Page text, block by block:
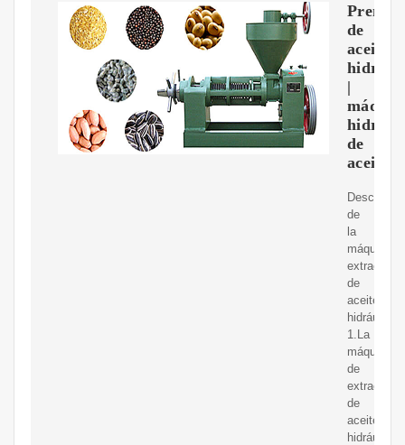
Prensa
de
aceite
|
de
aceite
de
la
máquina
extractora
de
aceite
hidráulico.
1.La
máquina
de
extracción
de
aceite
hidráulico